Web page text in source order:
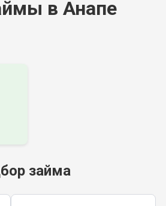
в Анапе
займа